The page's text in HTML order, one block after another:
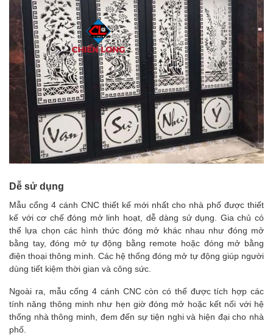
Dễ sử dụng
Mẫu cổng 4 cánh CNC thiết kế mới nhất cho nhà phố được thiết
kế với cơ chế đóng mở linh hoạt, dễ dàng sử dụng. Gia chủ có
thể lựa chọn các hình thức đóng mở khác nhau như đóng mở
bằng tay, đóng mở tự động bằng remote hoặc đóng mở bằng
điện thoại thông minh. Các hệ thống đóng mở tự động giúp người
dùng tiết kiệm thời gian và công sức.
Ngoài ra, mẫu cổng 4 cánh CNC còn có thể được tích hợp các
tính năng thông minh như hẹn giờ đóng mở hoặc kết nối với hệ
thống nhà thông minh, đem đến sự tiện nghi và hiện đại cho nhà
phố.